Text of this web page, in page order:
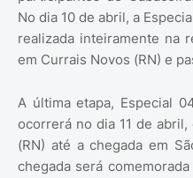
No dia 10 de abril, a
realizada inteiramente na
em Currais Novos (RN) e
A última etapa, Especial
ocorrerá no dia 11 de
(RN) até a chegada em
chegada será